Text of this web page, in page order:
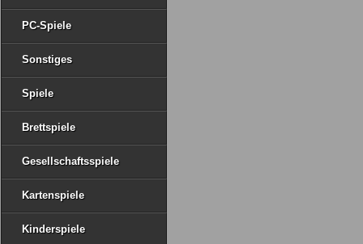
PC-Spiele
Sonstiges
Spiele
Brettspiele
Gesellschaftsspiele
Kartenspiele
Kinderspiele